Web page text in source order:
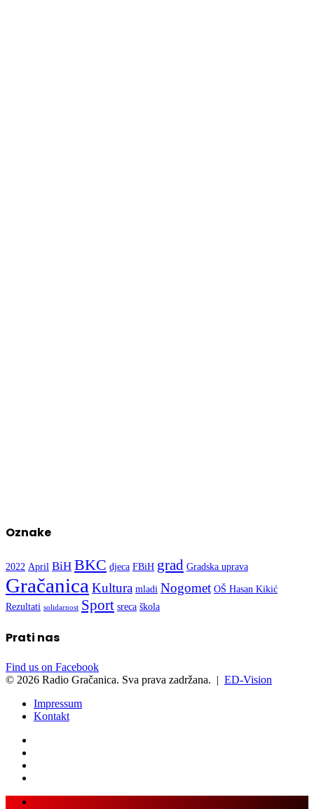
Oznake
2022 April BiH BKC djeca FBiH grad Gradska uprava
GračanicaKultura mladi Nogomet OŠ Hasan Kikić
Rezultati solidarnost Sport sreca škola
Prati nas
Find us on Facebook
© 2026 Radio Gračanica. Sva prava zadržana. | ED-Vision
Impressum
Kontakt
Facebook
Twitter
LinkedIn
WhatsApp
Viber
Back
Close